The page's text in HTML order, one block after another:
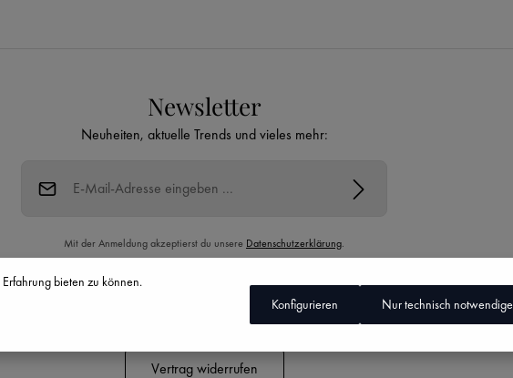
Newsletter
Neuheiten, aktuelle Trends und vieles mehr:
Mit der Anmeldung akzeptierst du unsere Datenschutzerklärung.
Datenschutzrichtlinie
Vertrag widerrufen
bieten zu können.
Nur technisch notwendige
Konfigurieren